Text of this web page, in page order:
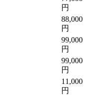
円
88,000
円
99,000
円
99,000
円
11,000
円